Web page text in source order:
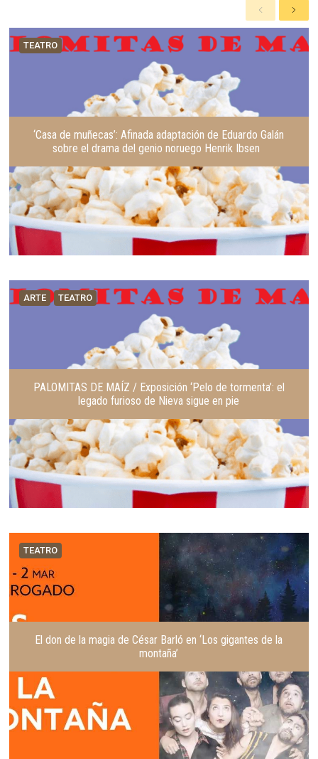
A
n
t
e
S
i
u
e
TEATRO
‘Casa de muñecas’: Afinada adaptación de Eduardo Galán
sobre el drama del genio noruego Henrik Ibsen
ARTE TEATRO
PALOMITAS DE MAÍZ / Exposición ‘Pelo de tormenta’: el
legado furioso de Nieva sigue en pie
TEATRO
El don de la magia de César Barló en ‘Los gigantes de la
montaña’